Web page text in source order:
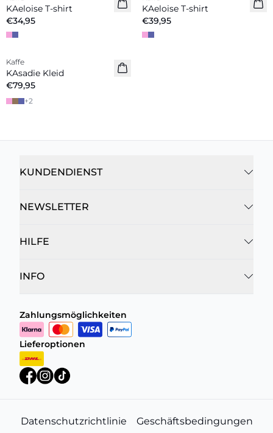
KAeloise T-shirt
€34,95
KAeloise T-shirt
€39,95
Neuheiten
Kaffe
KAsadie Kleid
€79,95
+2
KUNDENDIENST
NEWSLETTER
HILFE
INFO
Zahlungsmöglichkeiten
Lieferoptionen
Datenschutzrichtlinie Geschäftsbedingungen